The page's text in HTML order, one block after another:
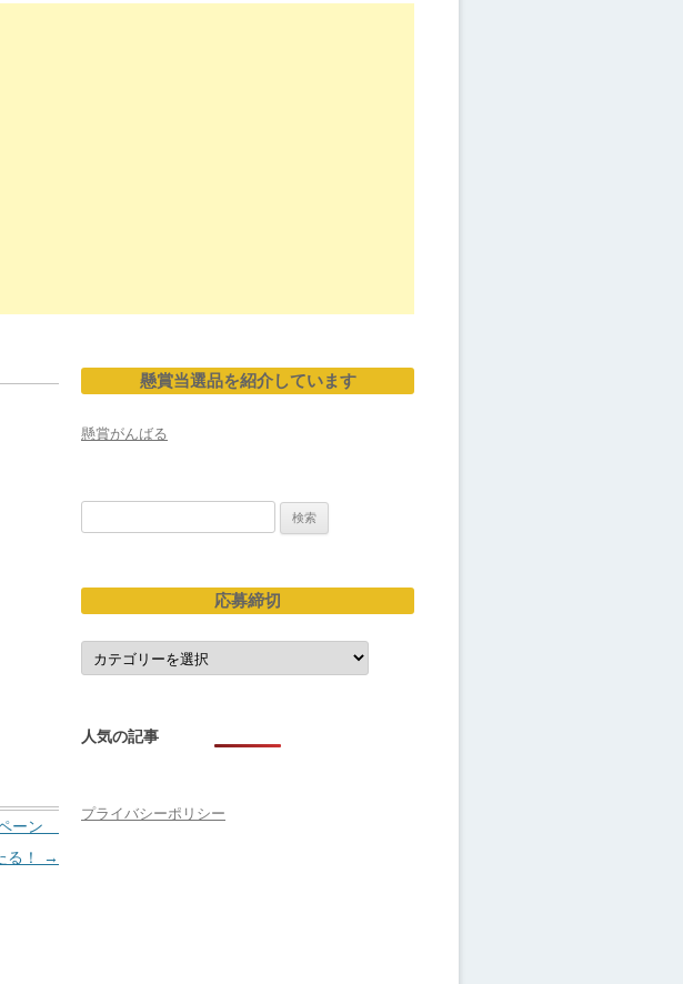
ーン
る！
→
懸賞当選品を紹介しています
懸賞がんばる
応募締切
応
募
締
人気の記事
プライバシーポリシー